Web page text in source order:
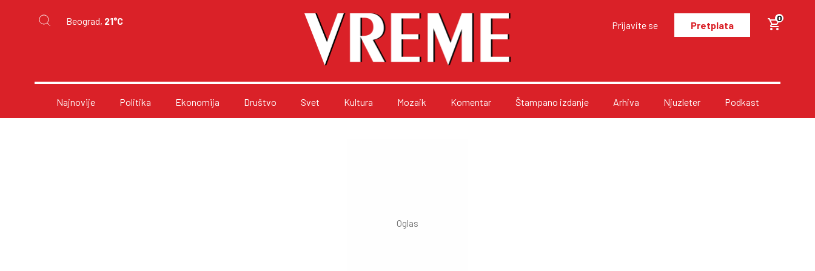
Beograd, 21°C Prijavite se Pretplata
0
Najnovije Politika Ekonomija Društvo Svet Kultura Mozaik Komentar Štampano izdanje Arhiva Njuzleter Podkast